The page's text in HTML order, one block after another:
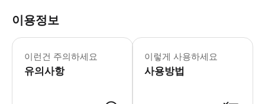
이용정보
이런건 주의하세요
유의사항
* 소요시간 : 30분 (옵션에 따라 소요
이렇게 사용하세요
사용방법